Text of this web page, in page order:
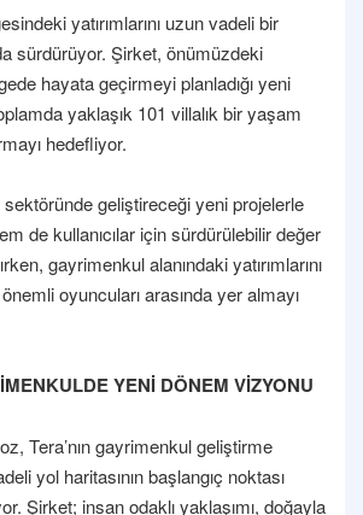
yatırımlarını uzun vadeli bir
sürdürüyor. Şirket, önümüzdeki
hayata geçirmeyi planladığı yeni
yaklaşık 101 villalık bir yaşam
hedefliyor.
geliştireceği yeni projelerle
de kullanıcılar için sürdürülebilir değer
gayrimenkul alanındaki yatırımlarını
oyuncuları arasında yer almayı
YENİ DÖNEM VİZYONU
Tera’nın gayrimenkul geliştirme
yol haritasının başlangıç noktası
Şirket; insan odaklı yaklaşımı, doğayla